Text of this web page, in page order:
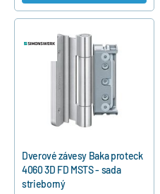
Dverové závesy Baka proteck
4060 3D FD MSTS - sada
strieborný